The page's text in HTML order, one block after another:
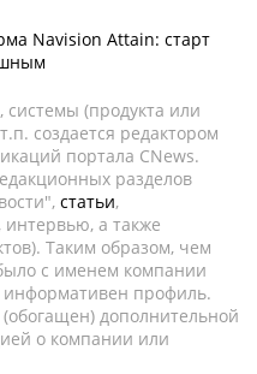
Navision Attain: старт
(продукта или
создается редактором
портала CNews.
разделов
статьи,
а также
Таким образом, чем
с именем компании
информативен профиль.
дополнительной
о компании или